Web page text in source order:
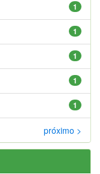
1
1
1
1
1
próximo >